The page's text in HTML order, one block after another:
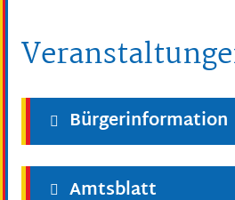
Bürgerinformation
Amtsblatt